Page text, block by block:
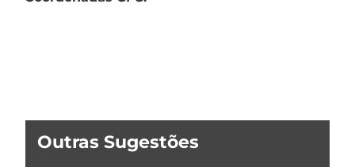
Outras Sugestões